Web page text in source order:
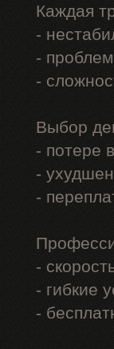
Каждая
-
-
-
Выбор
- потере
-
-
-
- гибкие
-